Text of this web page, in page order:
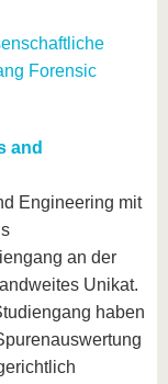
Forensic
and
Engineering mit
an der
Unikat.
haben